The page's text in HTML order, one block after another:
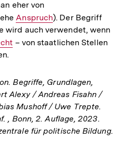
eher von
Interner
Link:
Anspruch). Der Begriff
wird auch verwendet, wenn
– von staatlichen Stellen
Begriffe, Grundlagen,
Alexy / Andreas Fisahn /
Mushoff / Uwe Trepte.
, Bonn, 2. Auflage, 2023.
für politische Bildung.